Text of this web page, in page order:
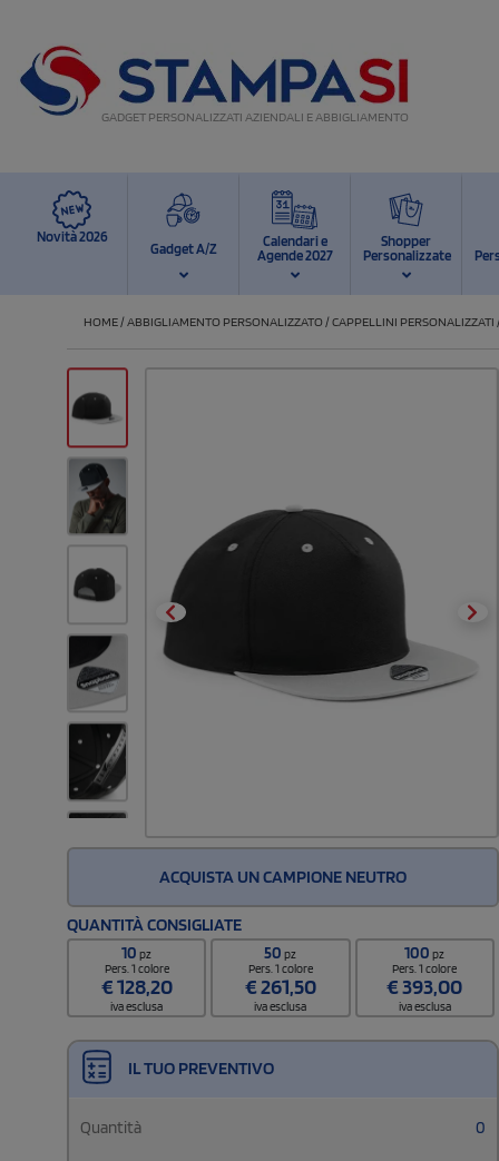
GADGET PERSONALIZZATI AZIENDALI E ABBIGLIAMENTO
Novità 2026
Gadget A/Z
Calendari e
Agende 2027
Shopper
Personalizzate
HOME /ABBIGLIAMENTO PERSONALIZZATO /CAPPELLINI PERSONALIZZATI
ACQUISTA UN CAMPIONE NEUTRO
QUANTITÀ CONSIGLIATE
10pz
Pers. 1 colore
€128,20
iva esclusa
50pz
Pers. 1 colore
€261,50
iva esclusa
100pz
Pers. 1 colore
€393,00
iva esclusa
IL TUO PREVENTIVO
Quantità 0